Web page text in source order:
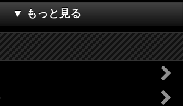
▼ もっと見る